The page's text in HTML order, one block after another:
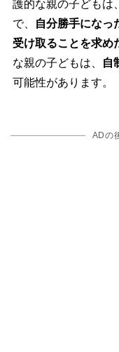
護的な親の子どもは
で、
自分勝手になっ
受け取ることを求め
な親の子どもは、
自
可能性があります。
ADの